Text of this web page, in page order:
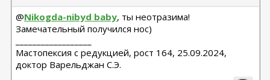
@Nikogda-nibyd baby, ты неотразима!
Замечательный получился нос)
Мастопексия с редукцией, рост 164, 25.09.2024,
доктор Варельджан С.Э.